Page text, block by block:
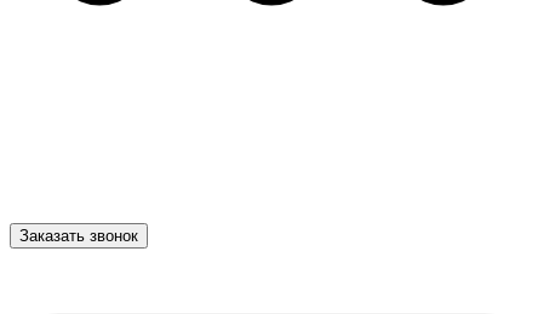
Заказать звонок